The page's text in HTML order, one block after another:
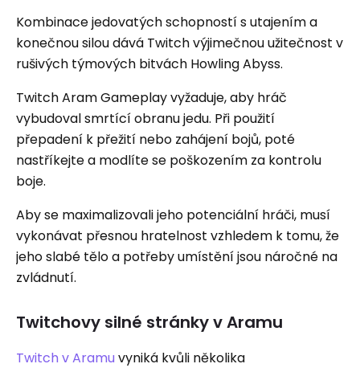
Kombinace jedovatých schopností s utajením a
konečnou silou dává Twitch výjimečnou užitečnost v
rušivých týmových bitvách Howling Abyss.
Twitch Aram Gameplay vyžaduje, aby hráč
vybudoval smrtící obranu jedu. Při použití
přepadení k přežití nebo zahájení bojů, poté
nastříkejte a modlíte se poškozením za kontrolu
boje.
Aby se maximalizovali jeho potenciální hráči, musí
vykonávat přesnou hratelnost vzhledem k tomu, že
jeho slabé tělo a potřeby umístění jsou náročné na
zvládnutí.
Twitchovy silné stránky v Aramu
Twitch v Aramu vyniká kvůli několika